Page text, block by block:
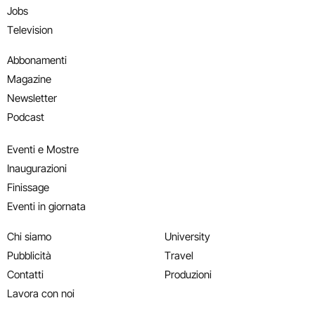
Jobs
Television
Abbonamenti
Magazine
Newsletter
Podcast
Eventi e Mostre
Inaugurazioni
Finissage
Eventi in giornata
Chi siamo
Pubblicità
Contatti
Lavora con noi
University
Travel
Produzioni